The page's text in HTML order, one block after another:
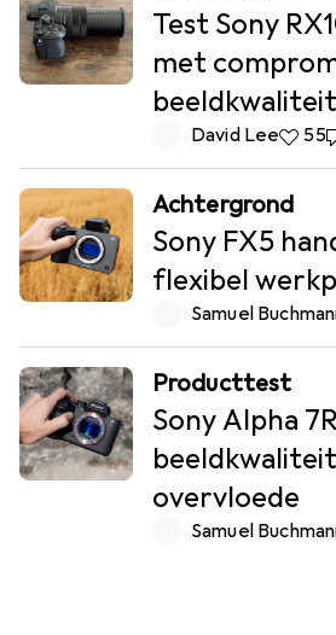
Test Sony
met
beeldkwaliteit
David Lee5555
Achtergrond
Sony FX5
flexibel
Samuel
Producttest
Sony Alpha
overvloede
Samuel